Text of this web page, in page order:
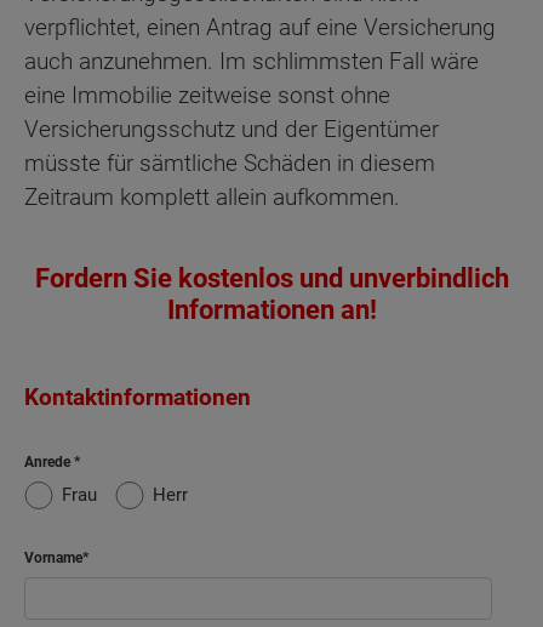
verpflichtet, einen Antrag auf eine Versicherung
auch anzunehmen. Im schlimmsten Fall wäre
eine Immobilie zeitweise sonst ohne
Versicherungsschutz und der Eigentümer
müsste für sämtliche Schäden in diesem
Zeitraum komplett allein aufkommen.
Fordern Sie kostenlos und unverbindlich
Informationen an!
Kontaktinformationen
Anrede
Frau Herr
Vorname